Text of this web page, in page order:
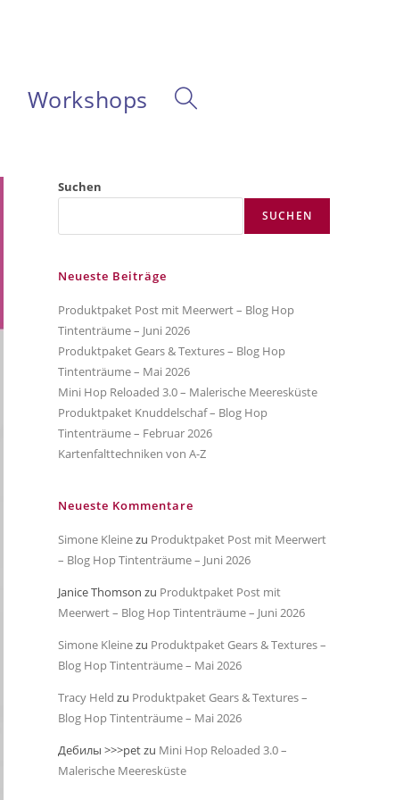
Workshops Website-
umschalten
Suchen
SUCHEN
Neueste Beiträge
Produktpaket Post mit Meerwert – Blog Hop
Tintenträume – Juni 2026
Produktpaket Gears & Textures – Blog Hop
Tintenträume – Mai 2026
Mini Hop Reloaded 3.0 – Malerische Meeresküste
Produktpaket Knuddelschaf – Blog Hop
Tintenträume – Februar 2026
Kartenfalttechniken von A-Z
Neueste Kommentare
Simone Kleinezu Produktpaket Post mit Meerwert
– Blog Hop Tintenträume – Juni 2026
Janice Thomson zu Produktpaket Post mit
Meerwert – Blog Hop Tintenträume – Juni 2026
Simone Kleinezu Produktpaket Gears & Textures –
Blog Hop Tintenträume – Mai 2026
Tracy Held zu Produktpaket Gears & Textures –
Blog Hop Tintenträume – Mai 2026
Дебилы >>>petzu Mini Hop Reloaded 3.0 –
Malerische Meeresküste